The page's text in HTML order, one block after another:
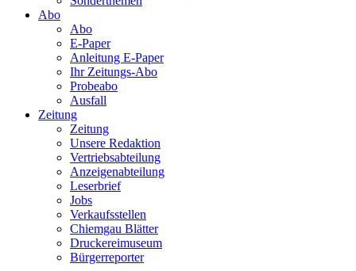
Abo
Abo
E-Paper
Anleitung E-Paper
Ihr Zeitungs-Abo
Probeabo
Ausfall
Zeitung
Zeitung
Unsere Redaktion
Vertriebsabteilung
Anzeigenabteilung
Leserbrief
Jobs
Verkaufsstellen
Chiemgau Blätter
Druckereimuseum
Bürgerreporter